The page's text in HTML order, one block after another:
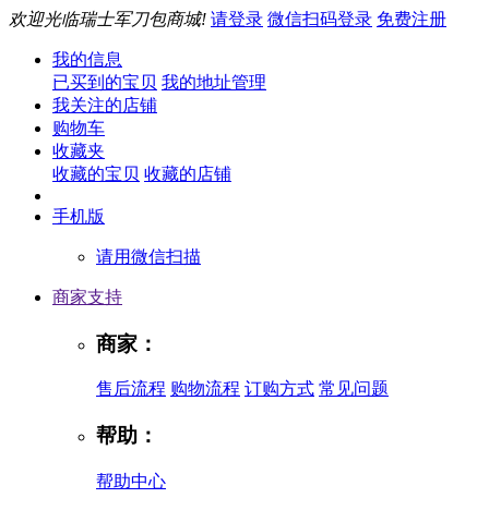
欢迎光临瑞士军刀包商城! 请登录 微信扫码登录 免费注册
我的信息
已买到的宝贝 我的地址管理
我关注的店铺
购物车
收藏夹
收藏的宝贝 收藏的店铺
手机版
请用微信扫描
商家支持
商家：
售后流程 购物流程 订购方式 常见问题
帮助：
帮助中心